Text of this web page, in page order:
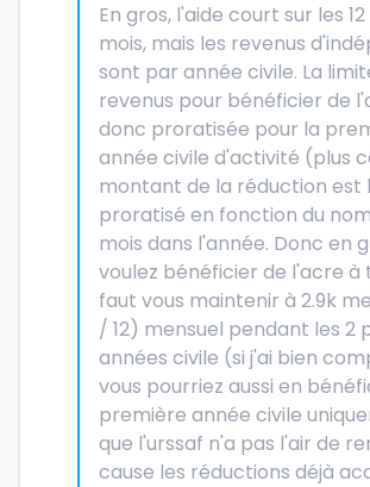
En gros, l'aide court sur les
mois, mais les revenus
sont par année civile. La
revenus pour bénéficier de
donc proratisée pour la
année civile d'activité (plus
montant de la réduction est
proratisé en fonction du
mois dans l'année. Donc en
voulez bénéficier de l'acre à
faut vous maintenir à 2.9k
/ 12) mensuel pendant les 2
années civile (si j'ai bien
vous pourriez aussi en
première année civile
que l'urssaf n'a pas l'air de
cause les réductions déjà